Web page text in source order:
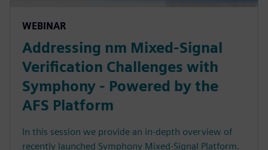
WEBINAR
Addressing nm Mixed-Signal
Verification Challenges with
Symphony - Powered by the
AFS Platform
In this session we provide an in-depth overview of
recently launched Symphony Mixed-Signal Platform.